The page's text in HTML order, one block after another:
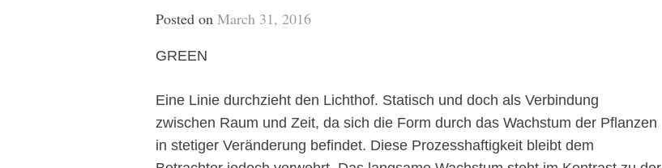
Posted on March 31, 2016
GREEN
Eine Linie durchzieht den Lichthof. Statisch und doch als Verbindung
zwischen Raum und Zeit, da sich die Form durch das Wachstum der Pflanzen
in stetiger Veränderung befindet. Diese Prozesshaftigkeit bleibt dem